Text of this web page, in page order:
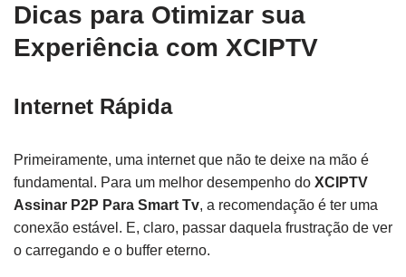
Dicas para Otimizar sua
Experiência com XCIPTV
Internet Rápida
Primeiramente, uma internet que não te deixe na mão é
fundamental. Para um melhor desempenho do XCIPTV
Assinar P2P Para Smart Tv, a recomendação é ter uma
conexão estável. E, claro, passar daquela frustração de ver
o carregando e o buffer eterno.